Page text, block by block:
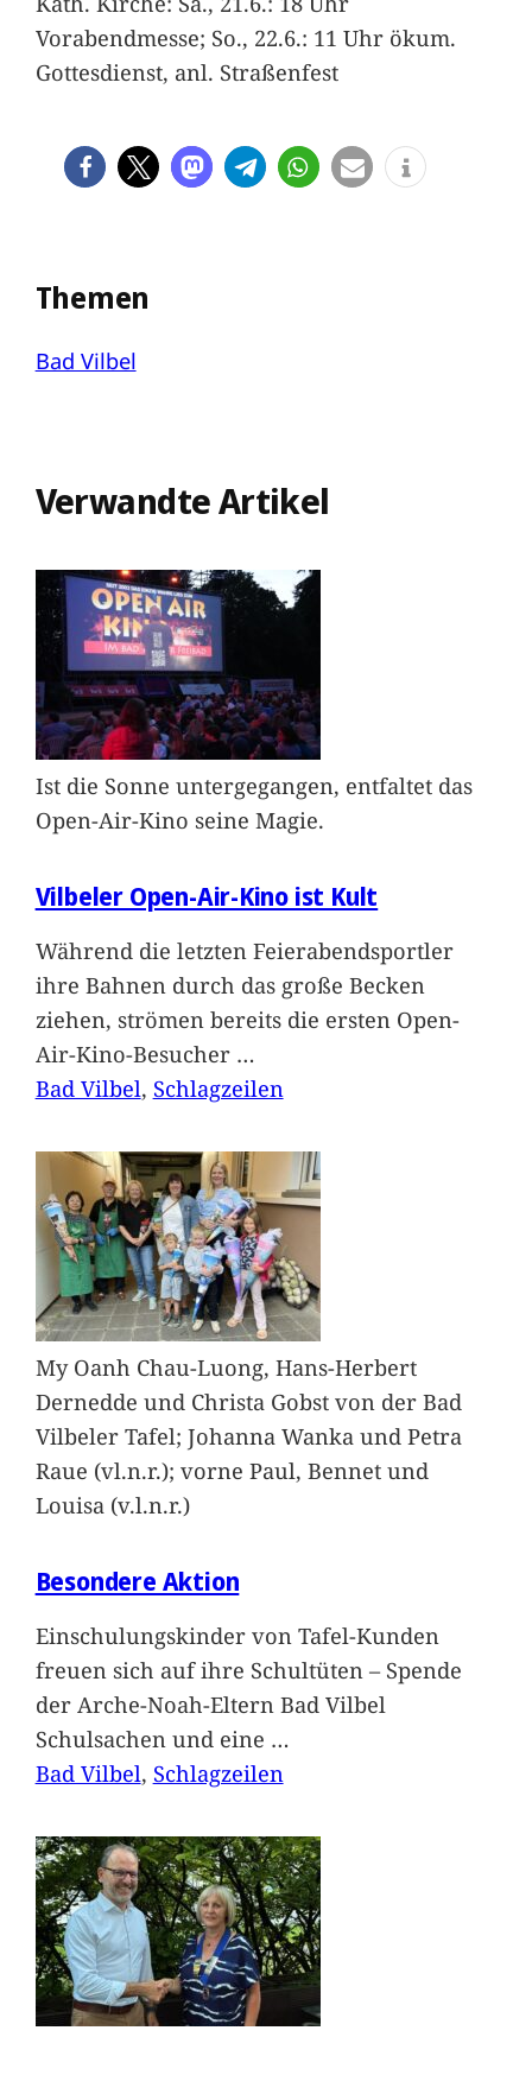
Vorabendmesse; So., 22.6.: 11 Uhr ökum.
Gottesdienst, anl. Straßenfest
Themen
Bad Vilbel
Verwandte Artikel
Ist die Sonne untergegangen, entfaltet das
Open-Air-Kino seine Magie.
Vilbeler Open-Air-Kino ist Kult
Während die letzten Feierabendsportler
ihre Bahnen durch das große Becken
ziehen, strömen bereits die ersten Open-
Air-Kino-Besucher …
Bad Vilbel, Schlagzeilen
My Oanh Chau-Luong, Hans-Herbert
Dernedde und Christa Gobst von der Bad
Vilbeler Tafel; Johanna Wanka und Petra
Raue (vl.n.r.); vorne Paul, Bennet und
Louisa (v.l.n.r.)
Besondere Aktion
Einschulungskinder von Tafel-Kunden
freuen sich auf ihre Schultüten – Spende
der Arche-Noah-Eltern Bad Vilbel
Schulsachen und eine …
Bad Vilbel, Schlagzeilen